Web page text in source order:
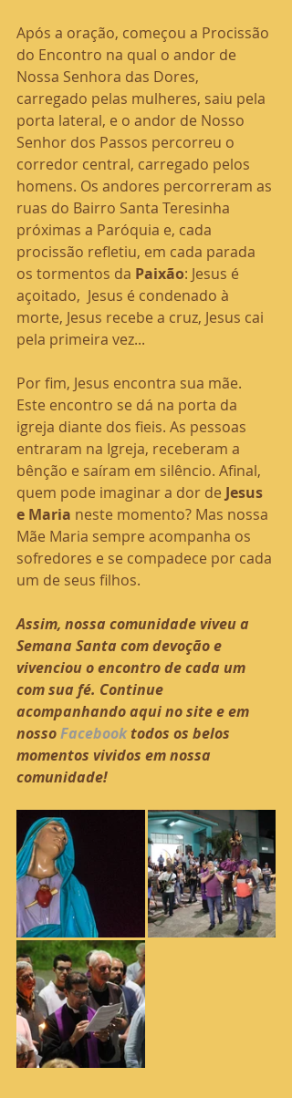
Após a oração, começou a Procissão
do Encontro na qual o andor de
Nossa Senhora das Dores,
carregado pelas mulheres, saiu pela
porta lateral, e o andor de Nosso
Senhor dos Passos percorreu o
corredor central, carregado pelos
homens. Os andores percorreram as
ruas do Bairro Santa Teresinha
próximas a Paróquia e, cada
procissão refletiu, em cada parada
os tormentos da Paixão: Jesus é
açoitado,  Jesus é condenado à
morte, Jesus recebe a cruz, Jesus cai
pela primeira vez...
Por fim, Jesus encontra sua mãe.
Este encontro se dá na porta da
igreja diante dos fieis. As pessoas
entraram na Igreja, receberam a
bênção e saíram em silêncio. Afinal,
quem pode imaginar a dor de Jesus
e Maria neste momento? Mas nossa
Mãe Maria sempre acompanha os
sofredores e se compadece por cada
um de seus filhos.
Assim, nossa comunidade viveu a
Semana Santa com devoção e
vivenciou o encontro de cada um
com sua fé. Continue
acompanhando aqui no site e em
nosso Facebook todos os belos
momentos vividos em nossa
comunidade!